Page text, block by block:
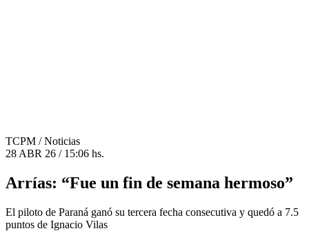
TCPM / Noticias
28 ABR 26 / 15:06 hs.
Arrías: “Fue un fin de semana hermoso”
El piloto de Paraná ganó su tercera fecha consecutiva y quedó a 7.5
puntos de Ignacio Vilas